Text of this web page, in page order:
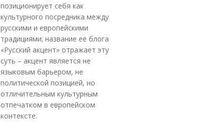
позиционирует себя как
культурного посредника между
русскими и европейскими
традициями; название её блога
«Русский акцент» отражает эту
суть – акцент является не
языковым барьером, не
политической позицией, но
отличительным культурным
отпечатком в европейском
контексте.